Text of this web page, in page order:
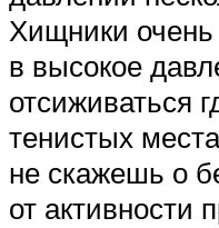
Хищники
в высокое
отсиживаться
тенистых
не скажешь о
от активности